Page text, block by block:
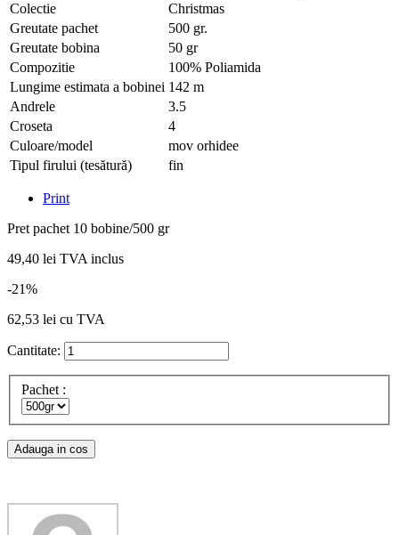
Colectie
Christmas
Greutate pachet
500 gr.
Greutate bobina
50 gr
Compozitie
100% Poliamida
Lungime estimata a bobinei 142 m
Andrele
3.5
Croseta
4
Culoare/model
mov orhidee
Tipul firului (tesătură)
fin
Print
Pret pachet 10 bobine/500 gr
49,40 lei TVA inclus
-21%
62,53 lei cu TVA
Cantitate:
Pachet :
Adauga in cos